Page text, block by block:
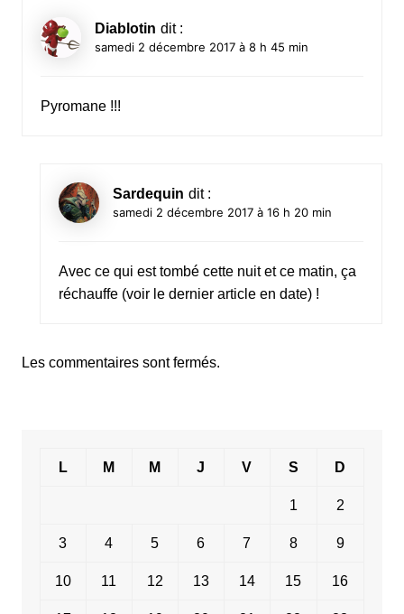
Diablotin dit :
samedi 2 décembre 2017 à 8 h 45 min
Pyromane !!!
Sardequin dit :
samedi 2 décembre 2017 à 16 h 20 min
Avec ce qui est tombé cette nuit et ce matin, ça
réchauffe (voir le dernier article en date) !
Les commentaires sont fermés.
L M M J V S D
1 2
3 4 5 6 7 8 9
10 11 12 13 14 15 16